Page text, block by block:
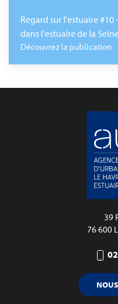
Regard sur l'estuaire #10
dans l'estuaire de la
Découvrez la publication
39
76 600